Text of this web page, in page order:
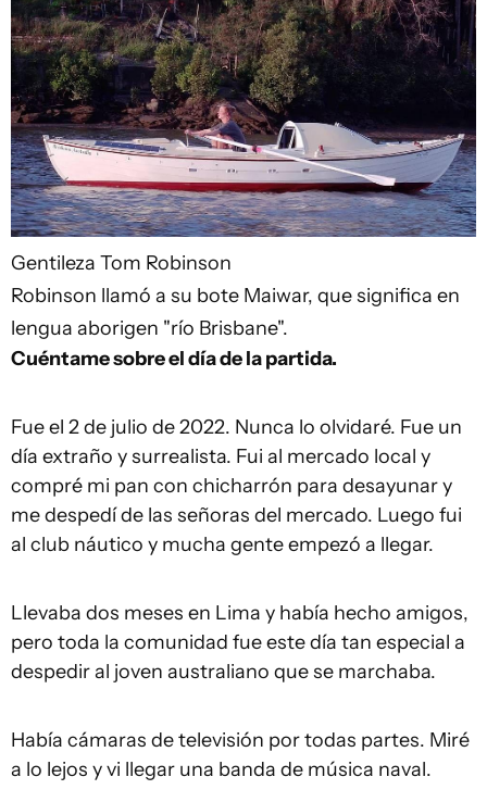
Gentileza Tom Robinson
Robinson llamó a su bote Maiwar, que significa en
lengua aborigen "río Brisbane".
Cuéntame sobre el día de la partida.
Fue el 2 de julio de 2022. Nunca lo olvidaré. Fue un
día extraño y surrealista. Fui al mercado local y
compré mi pan con chicharrón para desayunar y
me despedí de las señoras del mercado. Luego fui
al club náutico y mucha gente empezó a llegar.
Llevaba dos meses en Lima y había hecho amigos,
pero toda la comunidad fue este día tan especial a
despedir al joven australiano que se marchaba.
Había cámaras de televisión por todas partes. Miré
a lo lejos y vi llegar una banda de música naval.